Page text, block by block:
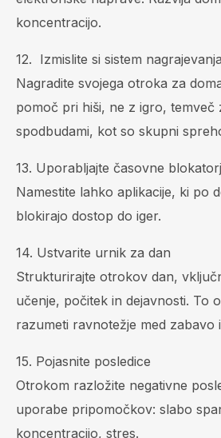
koncentracijo.
12. Izmislite si sistem nagrajevanja
Nagradite svojega otroka za
pomoč pri hiši, ne z igro, temveč
spodbudami, kot so skupni
13. Uporabljajte časovne
Namestite lahko aplikacije, ki po
blokirajo dostop do iger.
14. Ustvarite urnik za dan
Strukturirajte otrokov dan,
učenje, počitek in dejavnosti. To
razumeti ravnotežje med zabavo
15. Pojasnite posledice
Otrokom razložite negativne
uporabe pripomočkov: slabo
koncentracijo, stres.